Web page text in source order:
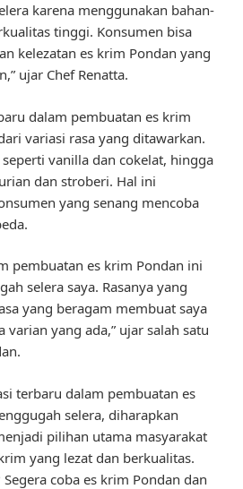
karena menggunakan bahan-
tinggi. Konsumen bisa
kelezatan es krim Pondan yang
ujar Chef Renatta.
dalam pembuatan es krim
variasi rasa yang ditawarkan.
vanilla dan cokelat, hingga
dan stroberi. Hal ini
yang senang mencoba
pembuatan es krim Pondan ini
selera saya. Rasanya yang
yang beragam membuat saya
varian yang ada,” ujar salah satu
terbaru dalam pembuatan es
selera, diharapkan
pilihan utama masyarakat
yang lezat dan berkualitas.
coba es krim Pondan dan